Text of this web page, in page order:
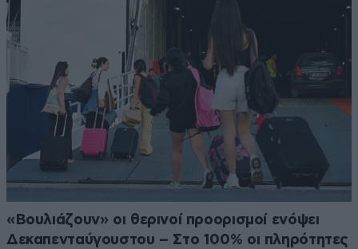
«Βουλιάζουν» οι θερινοί προορισμοί ενόψει
Δεκαπενταύγουστου – Στο 100% οι πληρότητες